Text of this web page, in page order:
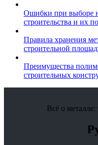
Ошибки при выборе
строительства и их
Правила хранения
строительной
Преимущества
строительных
Всё о